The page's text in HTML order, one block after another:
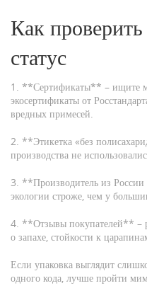
Как
статус
1. **Сертификаты** – ищите
экосертификаты от
вредных примесей.
2. **Этикетка «без
производства не
3. **Производитель из
экологии строже, чем у
4. **Отзывы покупателей** –
о запахе, стойкости к
Если упаковка выглядит
одного кода, лучше пройти